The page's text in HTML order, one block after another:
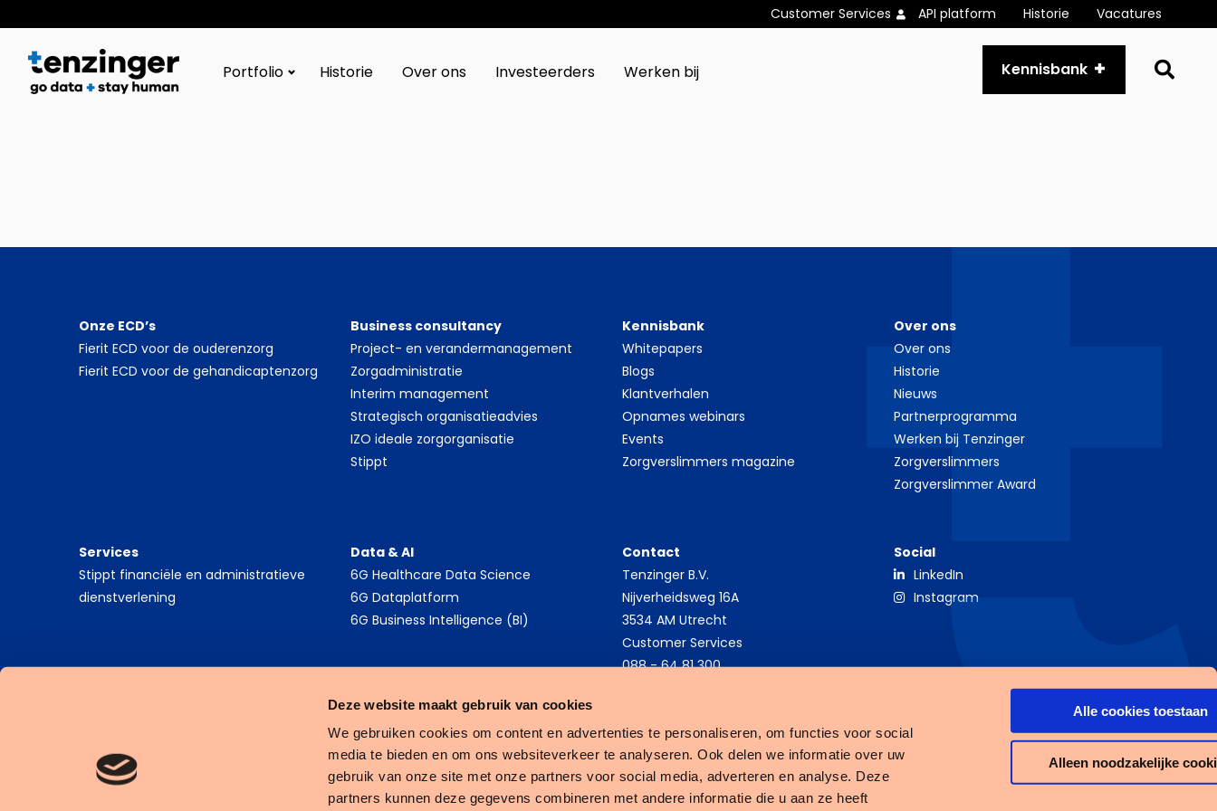
Deze website maakt gebruik van cookies
We gebruiken cookies om content en advertenties te personaliseren, om functies voor social
media te bieden en om ons websiteverkeer te analyseren. Ook delen we informatie over uw
gebruik van onze site met onze partners voor social media, adverteren en analyse. Deze
partners kunnen deze gegevens combineren met andere informatie die u aan ze heeft
Alle cookies toestaan
Alleen noodzakelijke
Customer Services API platform Historie Vacatures
Portfolio Historie Over ons Investeerders Werken bij Kennisbank
Onze ECD’s
Fierit ECD voor de ouderenzorg
Fierit ECD voor de gehandicaptenzorg
Business consultancy
Project- en verandermanagement
Zorgadministratie
Interim management
Strategisch organisatieadvies
IZO ideale zorgorganisatie
Stippt
Kennisbank
Whitepapers
Blogs
Klantverhalen
Opnames webinars
Events
Zorgverslimmers magazine
Over ons
Over ons
Historie
Nieuws
Partnerprogramma
Werken bij Tenzinger
Zorgverslimmers
Zorgverslimmer Award
Services
Stippt financiële en administratieve
dienstverlening
Data & AI
6G Healthcare Data Science
6G Dataplatform
6G Business Intelligence (BI)
Contact
Tenzinger B.V.
Nijverheidsweg 16A
3534 AM Utrecht
Customer Services
088 - 64 81 300
Social
LinkedIn
Instagram
Cookies Privacy Statement Algemene Voorwaarden Tenzinger